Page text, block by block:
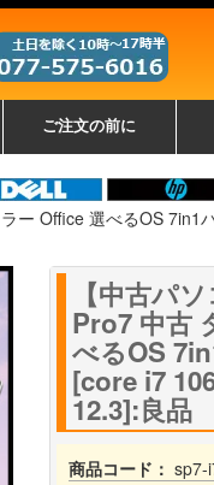
ご注文の前に
ー Office 選べるOS
【中古パ
Pro7 中古
べるOS
[core i7
12.3]:良品
商品コード： sp7-